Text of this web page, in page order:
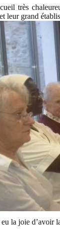
très
leur grand
la joie d’avoir